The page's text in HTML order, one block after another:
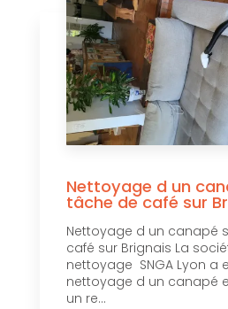
Nettoyage d un
tâche de café sur
Nettoyage d un canapé
café sur Brignais La
nettoyage SNGA Lyon a
nettoyage d un canapé
un re...